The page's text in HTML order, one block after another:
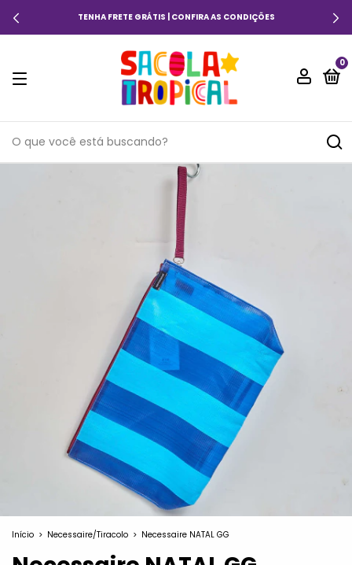
TENHA FRETE GRÁTIS | CONFIRA AS CONDIÇÕES
0
Início > Necessaire/Tiracolo > Necessaire NATAL GG